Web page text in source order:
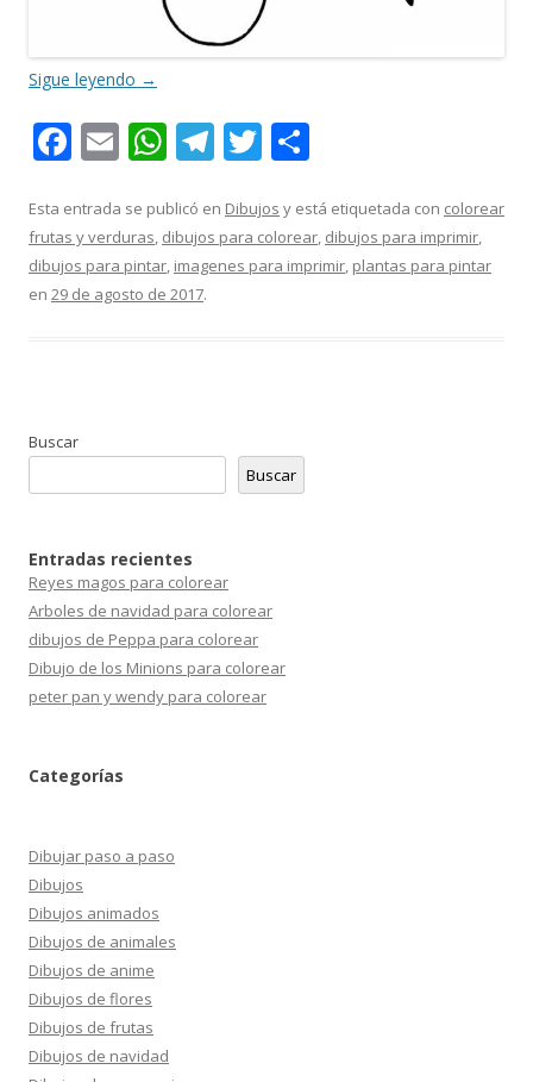
Sigue leyendo →
F
e
b
o
E
ai
l
W
at
s
A
T
e
gr
T
itt
er
m
p
Esta entrada se publicó en Dibujos y está etiquetada con colorear
frutas y verduras, dibujos para colorear, dibujos para imprimir,
dibujos para pintar, imagenes para imprimir, plantas para pintar
en 29 de agosto de 2017.
Buscar
Buscar
Entradas recientes
Reyes magos para colorear
Arboles de navidad para colorear
dibujos de Peppa para colorear
Dibujo de los Minions para colorear
peter pan y wendy para colorear
Categorías
Dibujar paso a paso
Dibujos
Dibujos animados
Dibujos de animales
Dibujos de anime
Dibujos de flores
Dibujos de frutas
Dibujos de navidad